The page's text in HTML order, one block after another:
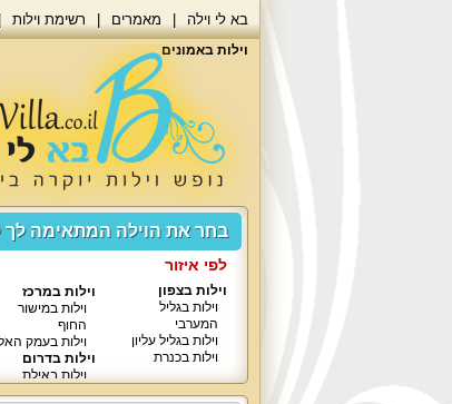
בא לי וילה מאמרים רשימת וילות
וילות באמונים
בחר את הוילה המתאימה
לפי איזור
וילות בצפון
וילות בגליל
המערבי
וילות בגליל עליון
וילות בכנרת
וילות במרכז
וילות במישור
החוף
וילות בעמק
וילות בדרום
וילות באילת